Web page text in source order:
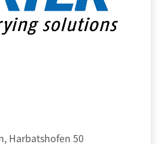
Harbatshofen 50